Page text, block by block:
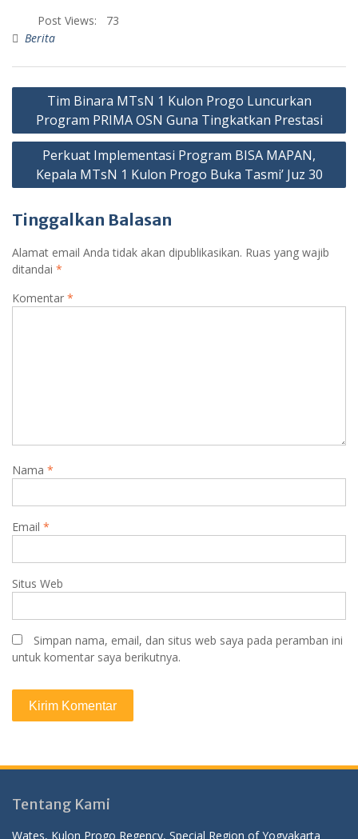
Post Views:
73
Berita
Tim Binara MTsN 1 Kulon Progo Luncurkan
Program PRIMA OSN Guna Tingkatkan Prestasi
Perkuat Implementasi Program BISA MAPAN,
Kepala MTsN 1 Kulon Progo Buka Tasmi’ Juz 30
Tinggalkan Balasan
Alamat email Anda tidak akan dipublikasikan. Ruas yang wajib
ditandai *
Komentar *
Nama *
Email *
Situs Web
Simpan nama, email, dan situs web saya pada peramban ini
untuk komentar saya berikutnya.
Tentang Kami
Wates, Kulon Progo Regency, Special Region of Yogyakarta